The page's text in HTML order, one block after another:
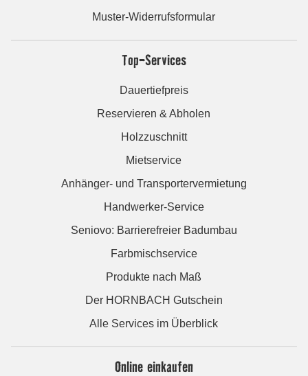
Muster-Widerrufsformular
Top-Services
Dauertiefpreis
Reservieren & Abholen
Holzzuschnitt
Mietservice
Anhänger- und Transportervermietung
Handwerker-Service
Seniovo: Barrierefreier Badumbau
Farbmischservice
Produkte nach Maß
Der HORNBACH Gutschein
Alle Services im Überblick
Online einkaufen